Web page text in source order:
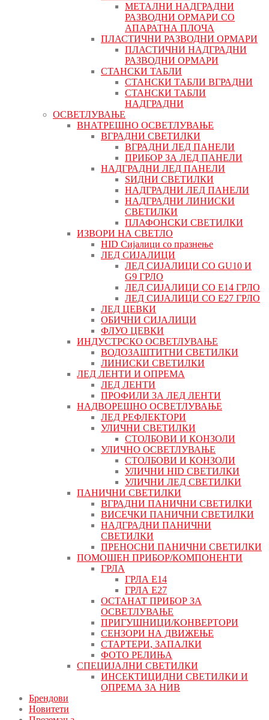
МЕТАЛНИ НАДГРАДНИ
РАЗВОДНИ ОРМАРИ СО
АПАРАТНА ПЛОЧА
ПЛАСТИЧНИ РАЗВОДНИ ОРМАРИ
ПЛАСТИЧНИ НАДГРАДНИ
РАЗВОДНИ ОРМАРИ
СТАНСКИ ТАБЛИ
СТАНСКИ ТАБЛИ ВГРАДНИ
СТАНСКИ ТАБЛИ
НАДГРАДНИ
ОСВЕТЛУВАЊЕ
ВНАТРЕШНО ОСВЕТЛУВАЊЕ
ВГРАДНИ СВЕТИЛКИ
ВГРАДНИ ЛЕД ПАНЕЛИ
ПРИБОР ЗА ЛЕД ПАНЕЛИ
НАДГРАДНИ ЛЕД ПАНЕЛИ
ЅИДНИ СВЕТИЛКИ
НАДГРАДНИ ЛЕД ПАНЕЛИ
НАДГРАДНИ ЛИНИСКИ
СВЕТИЛКИ
ПЛАФОНСКИ СВЕТИЛКИ
ИЗВОРИ НА СВЕТЛО
HID Сијалици со празнење
ЛЕД СИЈАЛИЦИ
ЛЕД СИЈАЛИЦИ СО GU10 И
G9 ГРЛО
ЛЕД СИЈАЛИЦИ СО Е14 ГРЛО
ЛЕД СИЈАЛИЦИ СО Е27 ГРЛО
ЛЕД ЦЕВКИ
ОБИЧНИ СИЈАЛИЦИ
ФЛУО ЦЕВКИ
ИНДУСТРСКО ОСВЕТЛУВАЊЕ
ВОДОЗАШТИТНИ СВЕТИЛКИ
ЛИНИСКИ СВЕТИЛКИ
ЛЕД ЛЕНТИ И ОПРЕМА
ЛЕД ЛЕНТИ
ПРОФИЛИ ЗА ЛЕД ЛЕНТИ
НАДВОРЕШНО ОСВЕТЛУВАЊЕ
ЛЕД РЕФЛЕКТОРИ
УЛИЧНИ СВЕТИЛКИ
СТОЛБОВИ И КОНЗОЛИ
УЛИЧНО ОСВЕТЛУВАЊЕ
СТОЛБОВИ И КОНЗОЛИ
УЛИЧНИ HID СВЕТИЛКИ
УЛИЧНИ ЛЕД СВЕТИЛКИ
ПАНИЧНИ СВЕТИЛКИ
ВГРАДНИ ПАНИЧНИ СВЕТИЛКИ
ВИСЕЧКИ ПАНИЧНИ СВЕТИЛКИ
НАДГРАДНИ ПАНИЧНИ
СВЕТИЛКИ
ПРЕНОСНИ ПАНИЧНИ СВЕТИЛКИ
ПОМОШЕН ПРИБОР/КОМПОНЕНТИ
ГРЛА
ГРЛА Е14
ГРЛА Е27
ОСТАНАТ ПРИБОР ЗА
ОСВЕТЛУВАЊЕ
ПРИГУШНИЦИ/КОНВЕРТОРИ
СЕНЗОРИ НА ДВИЖЕЊЕ
СТАРТЕРИ, ЗАПАЛКИ
ФОТО РЕЛИЊА
СПЕЦИЈАЛНИ СВЕТИЛКИ
ИНСЕКТИЦИДНИ СВЕТИЛКИ И
ОПРЕМА ЗА НИВ
Брендови
Новитети